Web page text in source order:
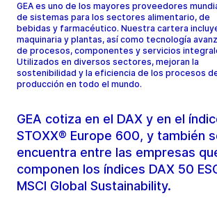
GEA es uno de los mayores proveedores
de sistemas para los sectores alimentario, de
bebidas y farmacéutico. Nuestra cartera
maquinaria y plantas, así como tecnología
de procesos, componentes y servicios
Utilizados en diversos sectores, mejoran la
sostenibilidad y la eficiencia de los procesos
producción en todo el mundo.
GEA cotiza en el DAX y en el
STOXX® Europe 600, y también
encuentra entre las empresas
componen los índices DAX 50
MSCI Global Sustainability.